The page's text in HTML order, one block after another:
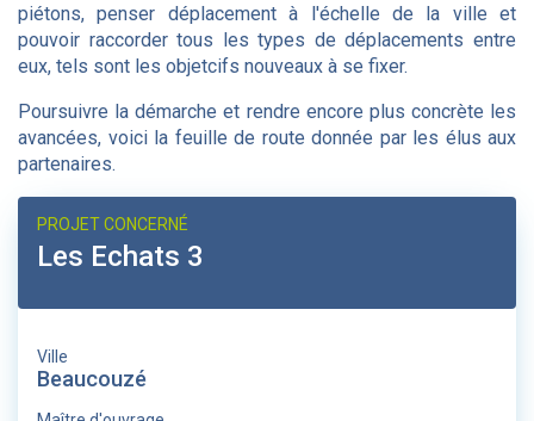
piétons, penser déplacement à l'échelle de la ville et
pouvoir raccorder tous les types de déplacements entre
eux, tels sont les objetcifs nouveaux à se fixer.
Poursuivre la démarche et rendre encore plus concrète les
avancées, voici la feuille de route donnée par les élus aux
partenaires.
PROJET CONCERNÉ
Les Echats 3
Ville
Beaucouzé